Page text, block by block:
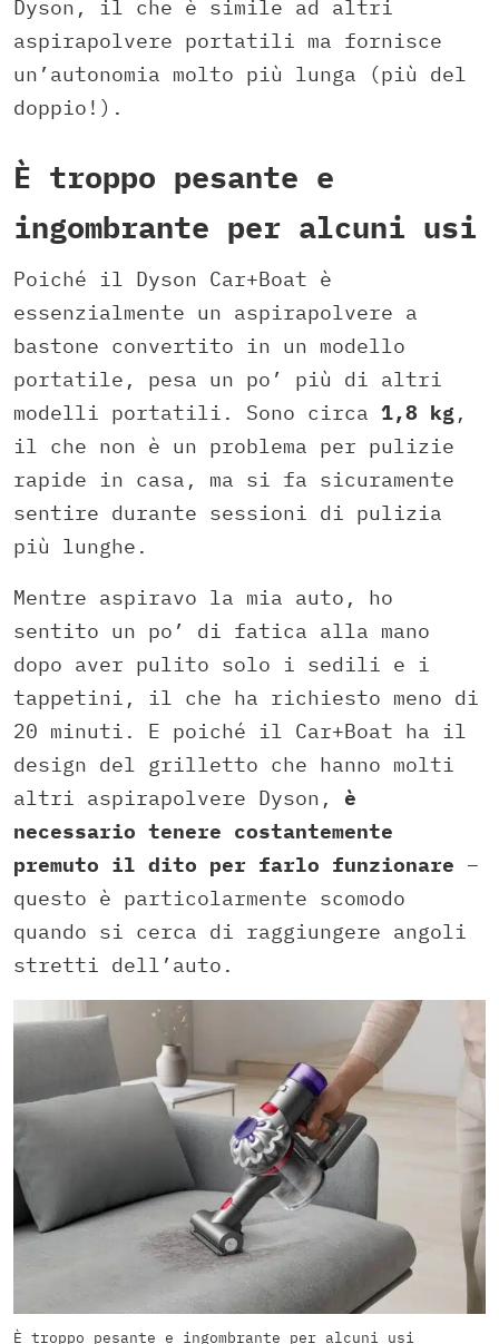
Dyson, il che è simile ad altri
aspirapolvere portatili ma fornisce
un’autonomia molto più lunga (più del
doppio!).
È troppo pesante e
ingombrante per alcuni usi
Poiché il Dyson Car+Boat è
essenzialmente un aspirapolvere a
bastone convertito in un modello
portatile, pesa un po’ più di altri
modelli portatili. Sono circa 1,8 kg,
il che non è un problema per pulizie
rapide in casa, ma si fa sicuramente
sentire durante sessioni di pulizia
più lunghe.
Mentre aspiravo la mia auto, ho
sentito un po’ di fatica alla mano
dopo aver pulito solo i sedili e i
tappetini, il che ha richiesto meno di
20 minuti. E poiché il Car+Boat ha il
design del grilletto che hanno molti
altri aspirapolvere Dyson, è
necessario tenere costantemente
premuto il dito per farlo funzionare –
questo è particolarmente scomodo
quando si cerca di raggiungere angoli
stretti dell’auto.
È troppo pesante e ingombrante per alcuni usi